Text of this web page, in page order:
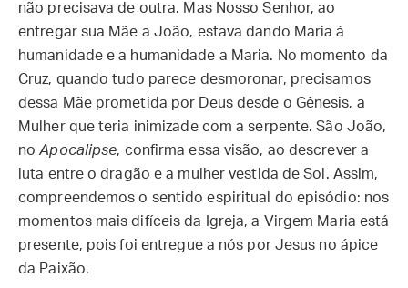
não precisava de outra. Mas Nosso Senhor, ao
entregar sua Mãe a João, estava dando Maria à
humanidade e a humanidade a Maria. No momento da
Cruz, quando tudo parece desmoronar, precisamos
dessa Mãe prometida por Deus desde o Gênesis, a
Mulher que teria inimizade com a serpente. São João,
noApocalipse, confirma essa visão, ao descrever a
luta entre o dragão e a mulher vestida de Sol. Assim,
compreendemos o sentido espiritual do episódio: nos
momentos mais difíceis da Igreja, a Virgem Maria está
presente, pois foi entregue a nós por Jesus no ápice
da Paixão.